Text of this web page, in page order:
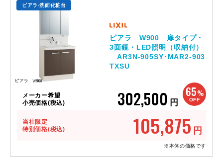
ピアラ-洗面化粧台
ピアラ W900 扉タイプ・
3面鏡・LED照明（収納付）
AR3N-905SY･MAR2-903
TXSU
65%
OFF
メーカー希望
小売価格(税込)
302,500 円
当社限定
特別価格(税込)
105,875 円
※本体の価格です